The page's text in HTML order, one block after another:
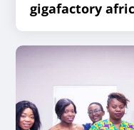
gigafactory